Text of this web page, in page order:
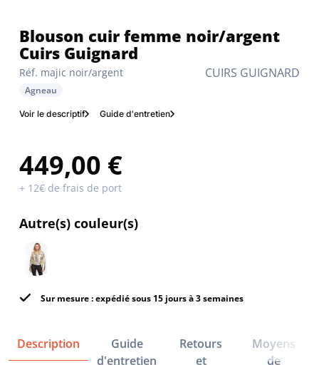
CUIRS GUIGNARD
Réf. majic noir/argent
Blouson cuir femme noir/argent
Cuirs Guignard
Agneau
Voir le descriptif Guide d'entretien
449,00 €
+ 12€ de frais de port
Autre(s) couleur(s)
Sur mesure : expédié sous 15 jours à 3 semaines
Description
Guide
d'entretien
Retours
et
Moyens
de